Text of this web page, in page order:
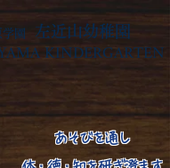
園 左近山幼稚園
KINDERGARTEN
あそびを通し